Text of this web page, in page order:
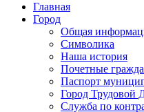
Главная
Город
Общая
Символика
Наша история
Почетные
Паспорт
Город Трудовой
Служба по